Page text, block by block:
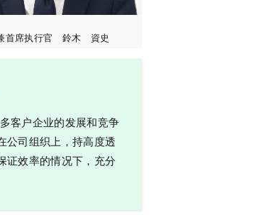
首席执行官 鈴木 資史
客户企业的发展和竞争
公司组织上，持高度透
证效率的情况下，充分